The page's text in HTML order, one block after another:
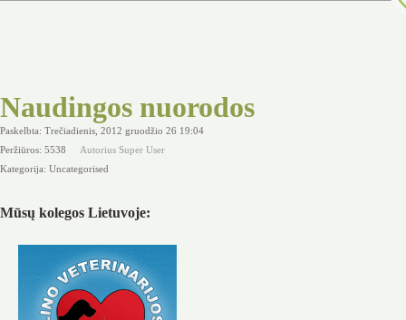
Naudingos nuorodos
Paskelbta: Trečiadienis, 2012 gruodžio 26 19:04
Peržiūros: 5538
Autorius Super User
Kategorija: Uncategorised
Mūsų kolegos Lietuvoje: